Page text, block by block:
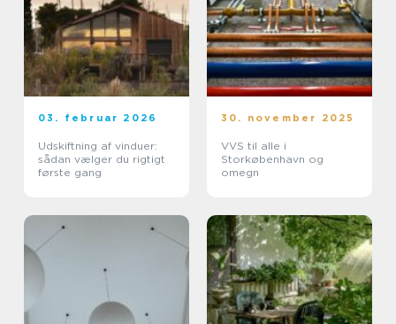
03. februar 2026
Udskiftning af vinduer:
sådan vælger du rigtigt
første gang
30. november 2025
VVS til alle i
Storkøbenhavn og
omegn